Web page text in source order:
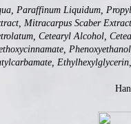
Paraffinum Liquidum,
Mitracarpus Scaber
Cetearyl Alcohol,